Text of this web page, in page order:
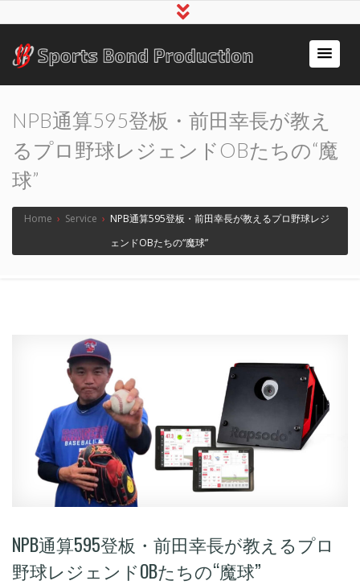
アスリート事務所スポ
NPB通算595登板・前田幸長が教え
るプロ野球レジェンドOBたちの“魔
球”
Home › Service › NPB通算595登板・前田幸長が教えるプロ野球レジ
ェンドOBたちの“魔球”
NPB通算595登板・前田幸長が教えるプロ
野球レジェンドOBたちの“魔球”